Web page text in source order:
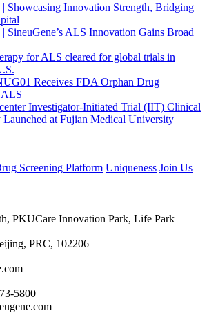
| Showcasing Innovation Strength, Bridging
| SineuGene’s ALS Innovation Gains Broad
for ALS cleared for global trials in
Receives FDA Orphan Drug
ALS
Investigator-Initiated Trial (IIT) Clinical
at Fujian Medical University
Screening Platform Uniqueness Join Us
PKUCare Innovation Park, Life Park
PRC, 102206
5800